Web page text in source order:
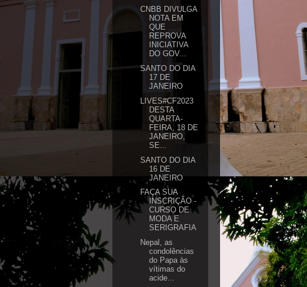
CNBB DIVULGA
NOTA EM
QUE
REPROVA
INICIATIVA
DO GOV...
SANTO DO DIA
17 DE
JANEIRO
LIVES#CF2023
DESTA
QUARTA-
FEIRA, 18 DE
JANEIRO,
SE...
SANTO DO DIA
16 DE
JANEIRO
FAÇA SUA
INSCRIÇÃO -
CURSO DE
MODA E
SERIGRAFIA
Nepal, as
condolências
do Papa às
vítimas do
acide...